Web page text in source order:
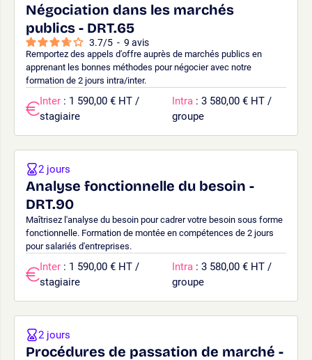
Négociation dans les marchés
publics - DRT.65
3.7/5 - 9 avis
Remportez des appels d'offre auprès de marchés publics en
apprenant les bonnes méthodes pour négocier avec notre
formation de 2 jours intra/inter.
Inter : 1 590,00 € HT /
stagiaire
Intra : 3 580,00 € HT /
groupe
Analyse fonctionnelle du besoin -
DRT.90
Maîtrisez l'analyse du besoin pour cadrer votre besoin sous forme
fonctionnelle. Formation de montée en compétences de 2 jours
pour salariés d'entreprises.
2 jours
Inter : 1 590,00 € HT /
stagiaire
Intra : 3 580,00 € HT /
groupe
Procédures de passation de marché -
2 jours